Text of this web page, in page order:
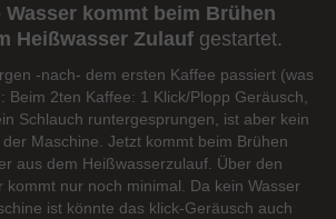
Wasser kommt beim Brühen
Heißwasser Zulauf gestartet.
-nach- dem ersten Kaffee passiert (was
Beim 2ten Kaffee: 1 Klick/Plopp Geräusch,
Schlauch runtergesprungen, ist aber kein
der Maschine. Jetzt kommt beim Brühen
aus dem Heißwasserzulauf. Über den
kommt nur noch minimal. Da kein Wasser
ist könnte das klick-Geräusch auch